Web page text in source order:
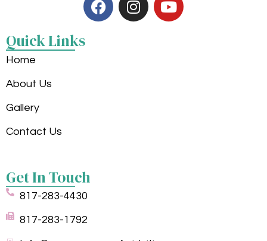
Quick Links
Home
About Us
Gallery
Contact Us
Get In Touch
817-283-4430
817-283-1792